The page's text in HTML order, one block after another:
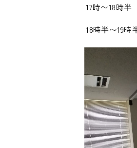
17時〜18時半
18時半〜19時